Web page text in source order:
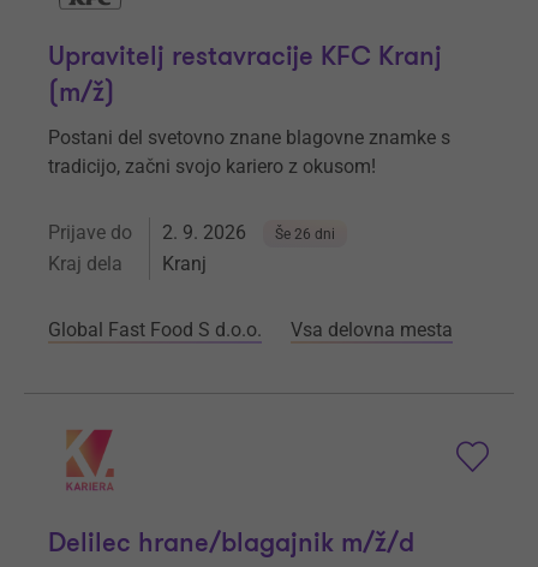
Upravitelj restavracije KFC Kranj
(m/ž)
Postani del svetovno znane blagovne znamke s
tradicijo, začni svojo kariero z okusom!
Prijave do 2. 9. 2026 Še 26 dni
Kraj dela Kranj
Global Fast Food S d.o.o. Vsa delovna mesta
Delilec hrane/blagajnik m/ž/d